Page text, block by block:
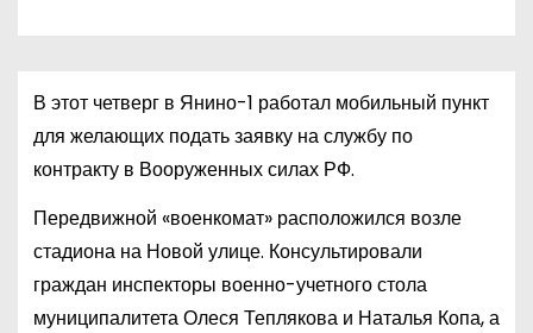
В этот четверг в Янино-1 работал мобильный пункт
для желающих подать заявку на службу по
контракту в Вооруженных силах РФ.
Передвижной «военкомат» расположился возле
стадиона на Новой улице. Консультировали
граждан инспекторы военно-учетного стола
муниципалитета Олеся Теплякова и Наталья Копа, а